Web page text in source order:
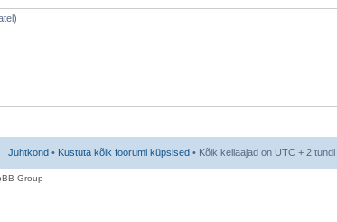
Juhtkond • Kustuta kõik foorumi küpsised • Kõik kellaajad on UTC + 2 tundi
Group